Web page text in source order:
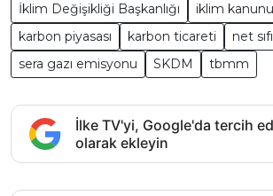
İklim Değişikliği Başkanlığı
iklim kanunu
karbon piyasası
karbon ticareti
net
sera gazı emisyonu
SKDM tbmm
İlke TV'yi, Google'da tercih
olarak ekleyin